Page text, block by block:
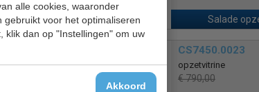
alle cookies, waaronder
voor het optimaliseren
klik dan op "Instellingen" om uw
Akkoord
Salade
CS7450.0023
opzetvitrine
€ 790,00